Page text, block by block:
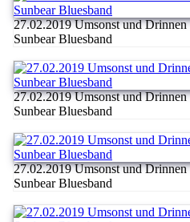
27.02.2019 Umsonst und
Sunbear Bluesband
27.02.2019 Umsonst und
Sunbear Bluesband
27.02.2019 Umsonst und
Sunbear Bluesband